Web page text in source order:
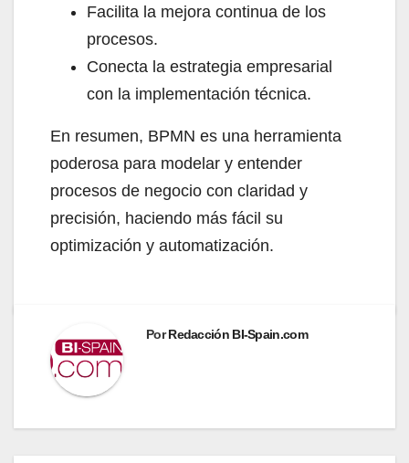
Facilita la mejora continua de los
procesos.
Conecta la estrategia empresarial
con la implementación técnica.
En resumen, BPMN es una herramienta
poderosa para modelar y entender
procesos de negocio con claridad y
precisión, haciendo más fácil su
optimización y automatización.
PorRedacción BI-Spain.com